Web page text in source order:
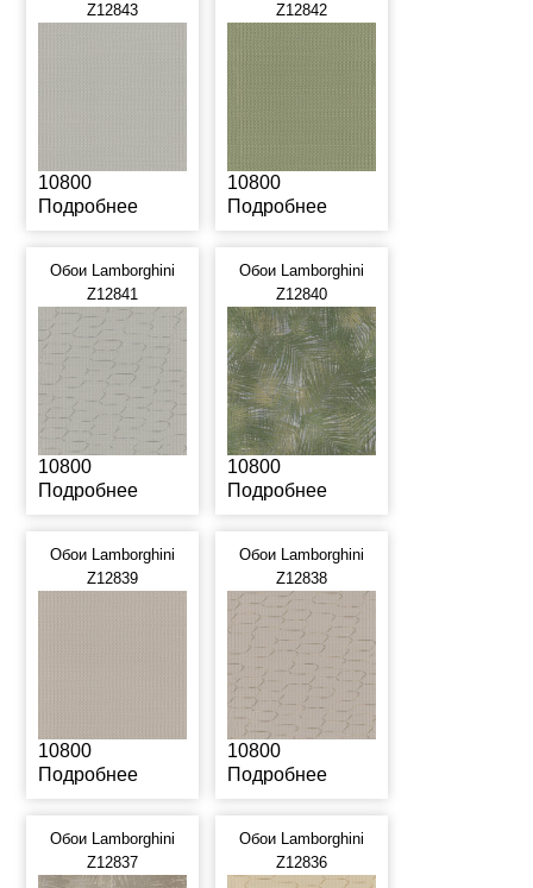
Z12843
10800
Подробнее
Z12842
10800
Подробнее
Обои Lamborghini
Z12841
10800
Подробнее
Обои Lamborghini
Z12840
10800
Подробнее
Обои Lamborghini
Z12839
10800
Подробнее
Обои Lamborghini
Z12838
10800
Подробнее
Обои Lamborghini
Z12837
Обои Lamborghini
Z12836